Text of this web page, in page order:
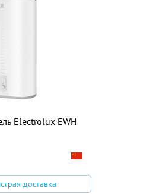
Electrolux EWH
доставка